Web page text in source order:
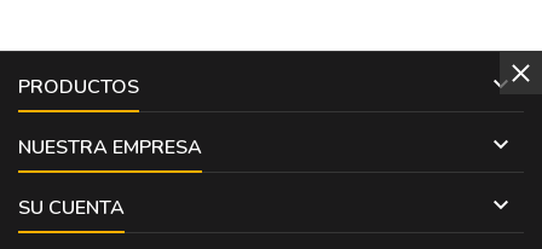
PRODUCTOS 
NUESTRA EMPRESA 
SU CUENTA 